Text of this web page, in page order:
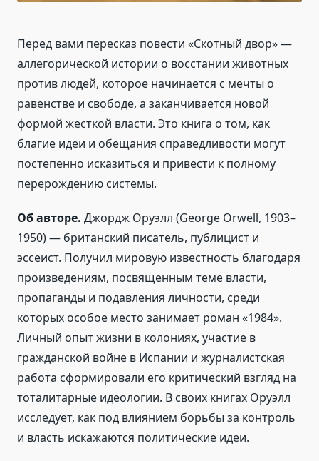
Перед вами пересказ повести «Скотный двор» —
аллегорической истории о восстании животных
против людей, которое начинается с мечты о
равенстве и свободе, а заканчивается новой
формой жесткой власти. Это книга о том, как
благие идеи и обещания справедливости могут
постепенно исказиться и привести к полному
перерождению системы.
Об авторе. Джордж Оруэлл (George Orwell, 1903–
1950) — британский писатель, публицист и
эссеист. Получил мировую известность благодаря
произведениям, посвященным теме власти,
пропаганды и подавления личности, среди
которых особое место занимает роман «1984».
Личный опыт жизни в колониях, участие в
гражданской войне в Испании и журналистская
работа сформировали его критический взгляд на
тоталитарные идеологии. В своих книгах Оруэлл
исследует, как под влиянием борьбы за контроль
и власть искажаются политические идеи.